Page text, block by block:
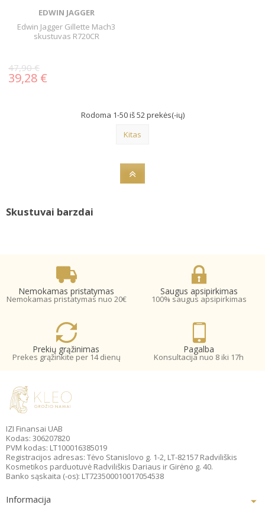
EDWIN JAGGER
Edwin Jagger Gillette Mach3
skustuvas R720CR
47,90 €
39,28 €
Rodoma 1-50 iš 52 prekės(-ių)
Kitas
Skustuvai barzdai
Nemokamas pristatymas
Nemokamas pristatymas nuo 20€
Saugus apsipirkimas
100% saugus apsipirkimas
Prekių grąžinimas
Prekes grąžinkite per 14 dienų
Pagalba
Konsultacija nuo 8 iki 17h
IZI Finansai UAB
Kodas: 306207820
PVM kodas: LT100016385019
Registracijos adresas: Tėvo Stanislovo g. 1-2, LT-82157 Radviliškis
Kosmetikos parduotuvė Radviliškis Dariaus ir Girėno g. 40.
Banko sąskaita (-os): LT723500010017054538
Informacija